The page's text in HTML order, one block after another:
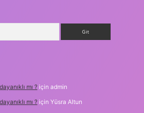
mı ? için admin
mı ? için Yüsra Altun